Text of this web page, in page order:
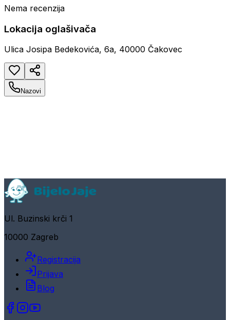
Nema recenzija
Lokacija oglašivača
Ulica Josipa Bedekovića, 6a, 40000 Čakovec
Nazovi
Ul. Buzinski krči 1
10000 Zagreb
Registracija
Prijava
Blog